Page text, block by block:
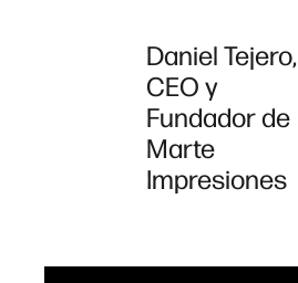
Daniel Tejero,
CEO y
Fundador de
Marte
Impresiones